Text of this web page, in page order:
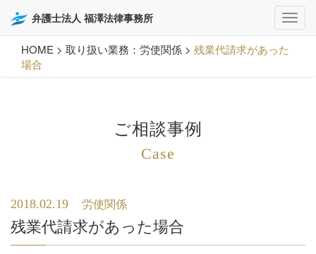
弁護士法人 福澤法律事務所
HOME > 取り扱い業務：労使関係 > 残業代請求があった
場合
ご相談事例
Case
2018.02.19 労使関係
残業代請求があった場合